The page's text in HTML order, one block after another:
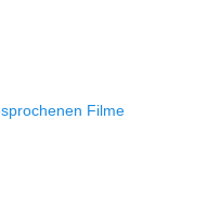
Filme